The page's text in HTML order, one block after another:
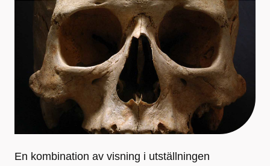
En kombination av visning i utställningen